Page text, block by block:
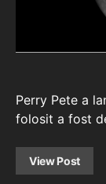
Perry Pete a
folosit a fost
View Post